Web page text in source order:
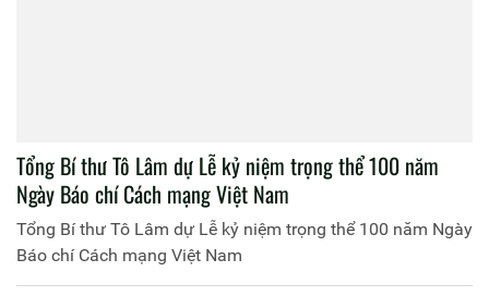
Tổng Bí thư Tô Lâm dự Lễ kỷ niệm trọng thể 100 năm
Ngày Báo chí Cách mạng Việt Nam
Tổng Bí thư Tô Lâm dự Lễ kỷ niệm trọng thể 100 năm Ngày
Báo chí Cách mạng Việt Nam